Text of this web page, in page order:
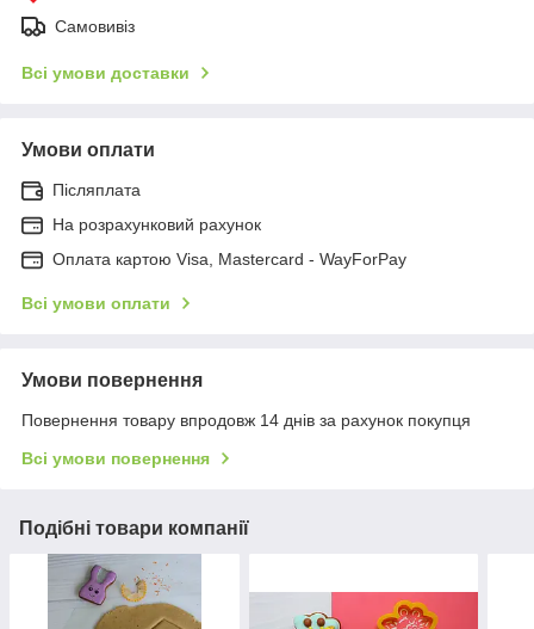
Самовивіз
Всі умови доставки
Умови оплати
Післяплата
На розрахунковий рахунок
Оплата картою Visa, Mastercard - WayForPay
Всі умови оплати
Умови повернення
Повернення товару впродовж 14 днів за рахунок покупця
Всі умови повернення
Подібні товари компанії